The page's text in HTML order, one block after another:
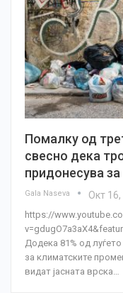
Помалку од
свесно дека
придонесува
Gala Naseva Окт
https://
Додека 81% од
за климатските
видат јасната врска…